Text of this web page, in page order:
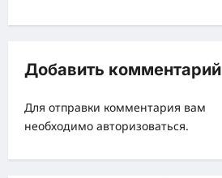
я
а
и
Добавить комментарий
Для отправки комментария вам
необходимо авторизоваться.